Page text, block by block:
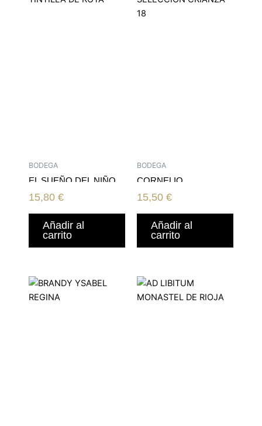
BODEGA
EL SUEÑO DEL NIÑO
TINTILLA DE ROTA
15,80€
Añadir al
carrito
BODEGA
CORNELIO
SELECCION CRIANZA
15,50 €
Añadir al
carrito